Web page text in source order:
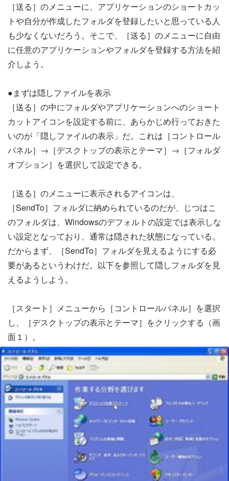
［送る］のメニューに、アプリケーションのショートカッ
トや自分が作成したフォルダを登録したいと思っている人
も少なくないだろう。そこで、［送る］のメニューに自由
に任意のアプリケーションやフォルダを登録する方法を紹
介しよう。
●まずは隠しファイルを表示
［送る］の中にフォルダやアプリケーションへのショート
カットアイコンを設定する前に、あらかじめ行っておきた
いのが「隠しファイルの表示」だ。これは［コントロール
パネル］→［デスクトップの表示とテーマ］→［フォルダ
オプション］を選択して設定できる。
［送る］のメニューに表示されるアイコンは、
［SendTo］フォルダに納められているのだが、じつはこ
のフォルダは、Windowsのデフォルトの設定では表示しな
い設定となっており、通常は隠された状態になっている。
だからまず、［SendTo］フォルダを見えるようにする必
要があるというわけだ。以下を参照して隠しフォルダを見
えるようしよう。
［スタート］メニューから［コントロールパネル］を選択
し、［デスクトップの表示とテーマ］をクリックする（画
面１）。